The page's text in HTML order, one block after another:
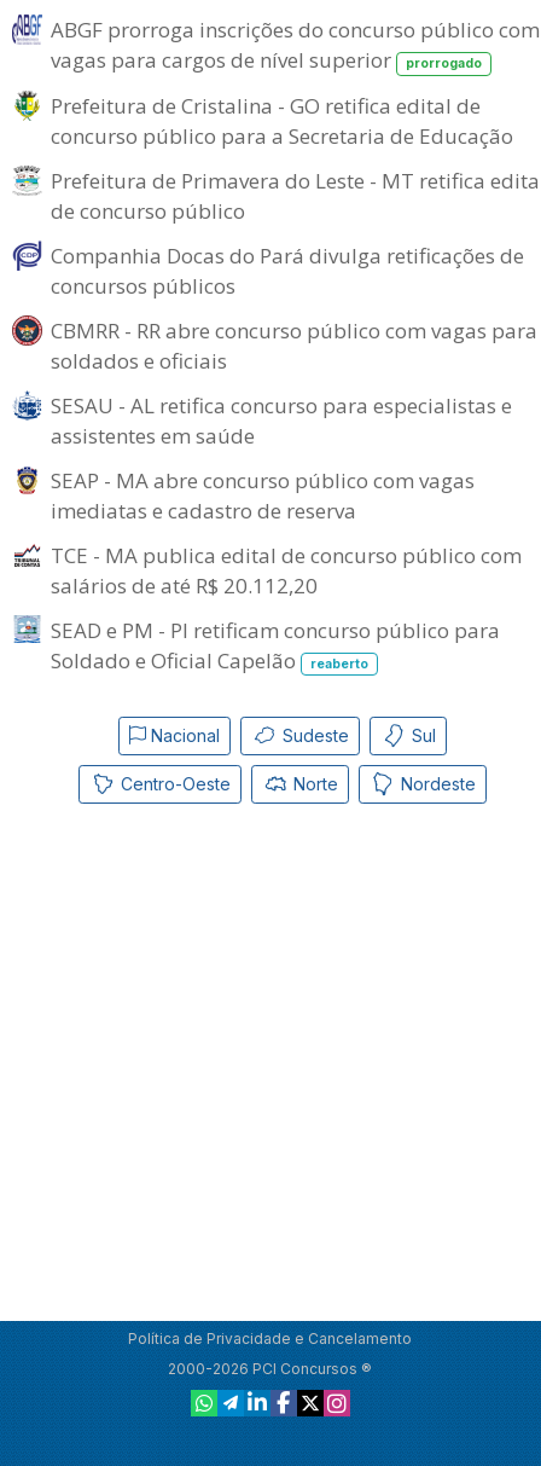
ABGF prorroga inscrições do concurso público com
vagas para cargos de nível superior
prorrogado
Prefeitura de Cristalina - GO retifica edital de
concurso público para a Secretaria de Educação
Prefeitura de Primavera do Leste - MT retifica
de concurso público
Companhia Docas do Pará divulga retificações de
concursos públicos
CBMRR - RR abre concurso público com vagas para
soldados e oficiais
SESAU - AL retifica concurso para especialistas e
assistentes em saúde
SEAP - MA abre concurso público com vagas
imediatas e cadastro de reserva
TCE - MA publica edital de concurso público com
salários de até R$ 20.112,20
SEAD e PM - PI retificam concurso público para
Soldado e Oficial Capelão
reaberto
Nacional Sudeste Sul
Centro-Oeste Norte Nordeste
Política de Privacidade e Cancelamento
2000-2026 PCI Concursos ®